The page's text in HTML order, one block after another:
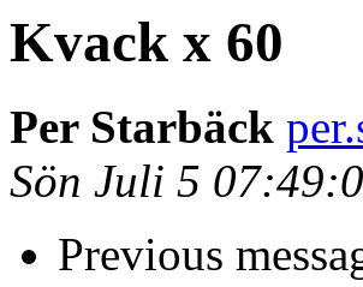
Kvack x 60
Per Starbäck
Sön Juli 5
Previous